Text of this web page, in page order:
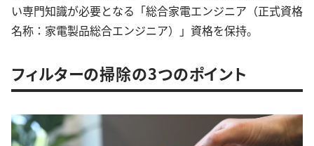
い専門知識が必要となる「総合家電エンジニア（正式資格
名称：家電製品総合エンジニア）」資格を保持。
フィルターの掃除の3つのポイント